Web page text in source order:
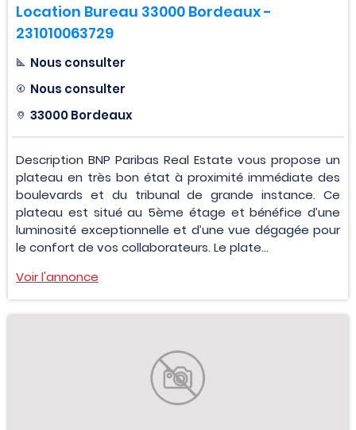
Location Bureau 33000 Bordeaux -
231010063729
Nous consulter
Nous consulter
33000 Bordeaux
Description BNP Paribas Real Estate vous propose un
plateau en très bon état à proximité immédiate des
boulevards et du tribunal de grande instance. Ce
plateau est situé au 5ème étage et bénéfice d’une
luminosité exceptionnelle et d’une vue dégagée pour
le confort de vos collaborateurs. Le plate...
Voir l'annonce